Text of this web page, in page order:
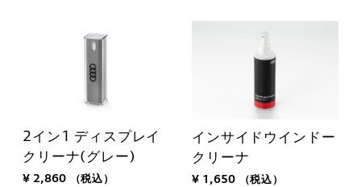
2イン1 ディスプレイ
クリーナ(グレー)
¥ 2,860 （税込）
インサイドウインドー
クリーナ
¥ 1,650 （税込）